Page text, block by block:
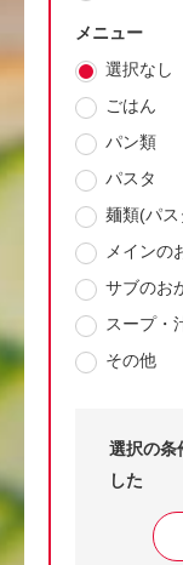
メニュー
選択なし
ごはん
パン類
パスタ
麺類(パス
メインの
サブのお
スープ・
その他
選択の条
した